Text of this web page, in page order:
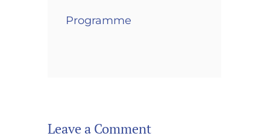
Programme
Leave a Comment